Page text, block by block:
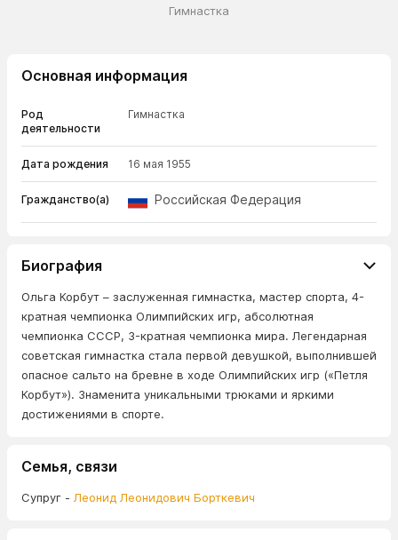
Гимнастка
Основная информация
Род
деятельности
Гимнастка
Дата рождения 16 мая 1955
Гражданство(а) Российская Федерация
Биография
Ольга Корбут – заслуженная гимнастка, мастер спорта, 4-
кратная чемпионка Олимпийских игр, абсолютная
чемпионка СССР, 3-кратная чемпионка мира. Легендарная
советская гимнастка стала первой девушкой, выполнившей
опасное сальто на бревне в ходе Олимпийских игр («Петля
Корбут»). Знаменита уникальными трюками и яркими
достижениями в спорте.
Семья, связи
Супруг - Леонид Леонидович Борткевич